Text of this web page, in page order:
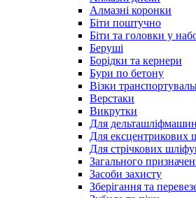
Алмазні коронки
Біти поштучно
Біти та головки у
Беруші
Борідки та кернери
Бури по бетону
Візки
Верстаки
Викрутки
Для дельташліфмашин
Для ексцентрикових
Для стрічкових
Загального
Засоби захисту
Зберігання та